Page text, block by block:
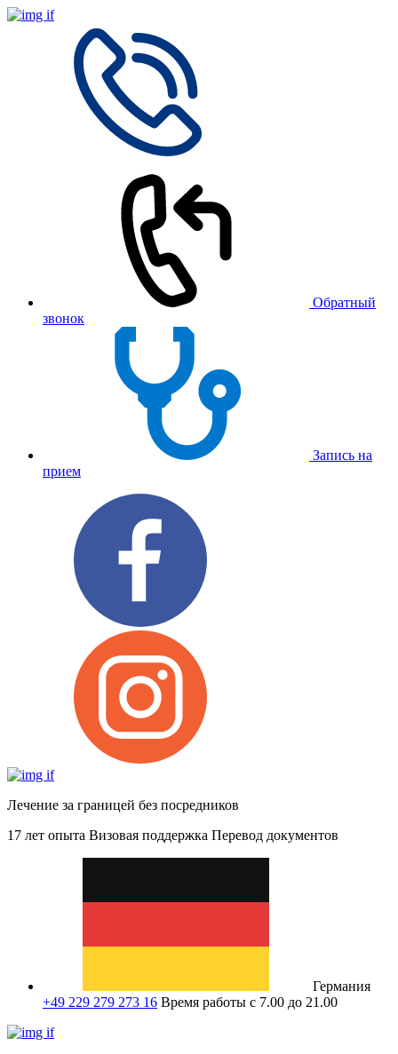
Обратный
звонок
Запись на
прием
Лечение за границей без посредников
17 лет опыта Визовая поддержка Перевод документов
Германия
+49 229 279 273 16 Время работы с 7.00 до 21.00